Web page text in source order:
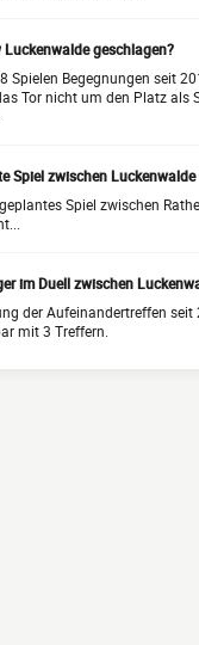
geschlagen?
Spielen Begegnungen seit
Tor nicht um den Platz als
Spiel zwischen
Spiel zwischen
im Duell zwischen
der Aufeinandertreffen seit
mit 3 Treffern.